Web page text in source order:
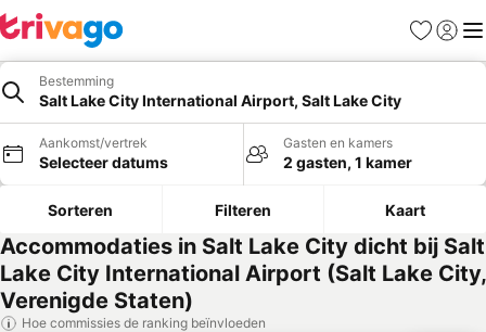
Favorieten
Bestemming
Salt Lake City International Airport, Salt Lake City
Aankomst/vertrek
Selecteer datums
Gasten en kamers
2 gasten, 1 kamer
Sorteren Filteren Kaart
Accommodaties in Salt Lake City dicht bij Salt
Lake City International Airport (Salt Lake City,
Verenigde Staten)
Hoe commissies de ranking beïnvloeden